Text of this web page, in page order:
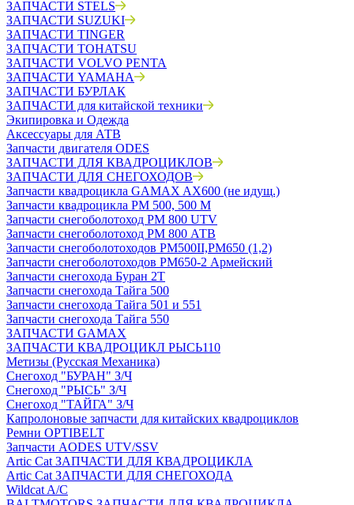
ЗАПЧАСТИ STELS
ЗАПЧАСТИ SUZUKI
ЗАПЧАСТИ TINGER
ЗАПЧАСТИ TOHATSU
ЗАПЧАСТИ VOLVO PENTA
ЗАПЧАСТИ YAMAHA
ЗАПЧАСТИ БУРЛАК
ЗАПЧАСТИ для китайской техники
Экипировка и Одежда
Аксессуары для АТВ
Запчасти двигателя ODES
ЗАПЧАСТИ ДЛЯ КВАДРОЦИКЛОВ
ЗАПЧАСТИ ДЛЯ СНЕГОХОДОВ
Запчасти квадроцикла GAMAX AX600 (не идущ.)
Запчасти квадроцикла РМ 500, 500 М
Запчасти снегоболотоход РМ 800 UTV
Запчасти снегоболотоход РМ 800 АТВ
Запчасти снегоболотоходов РМ500II,РМ650 (1,2)
Запчасти снегоболотоходов РМ650-2 Армейский
Запчасти снегохода Буран 2Т
Запчасти снегохода Тайга 500
Запчасти снегохода Тайга 501 и 551
Запчасти снегохода Тайга 550
ЗАПЧАСТИ GAMAX
ЗАПЧАСТИ КВАДРОЦИКЛ РЫСЬ110
Метизы (Русская Механика)
Снегоход "БУРАН" З/Ч
Снегоход "РЫСЬ" З/Ч
Снегоход "ТАЙГА" З/Ч
Капролоновые запчасти для китайских квадроциклов
Ремни OPTIBELT
Запчасти AODES UTV/SSV
Artic Cat ЗАПЧАСТИ ДЛЯ КВАДРОЦИКЛА
Artic Cat ЗАПЧАСТИ ДЛЯ СНЕГОХОДА
Wildcat A/C